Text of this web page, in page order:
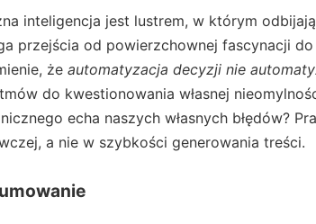
inteligencja jest lustrem, w którym
przejścia od powierzchownej fascynacji
że automatyzacja decyzji nie
do kwestionowania własnej
echa naszych własnych błędów?
a nie w szybkości generowania treści.